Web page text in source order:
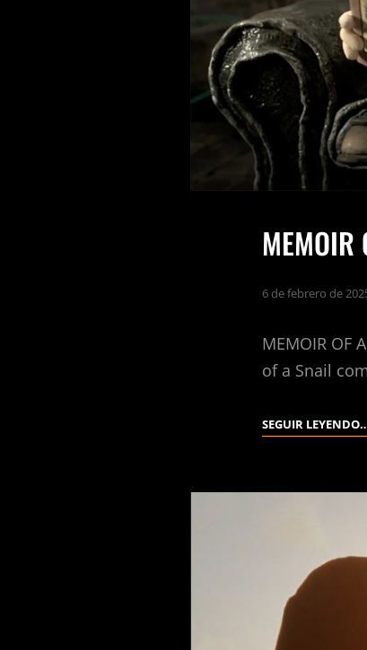
6 de febrero de
MEMOIR OF
of a Snail
SEGUIR